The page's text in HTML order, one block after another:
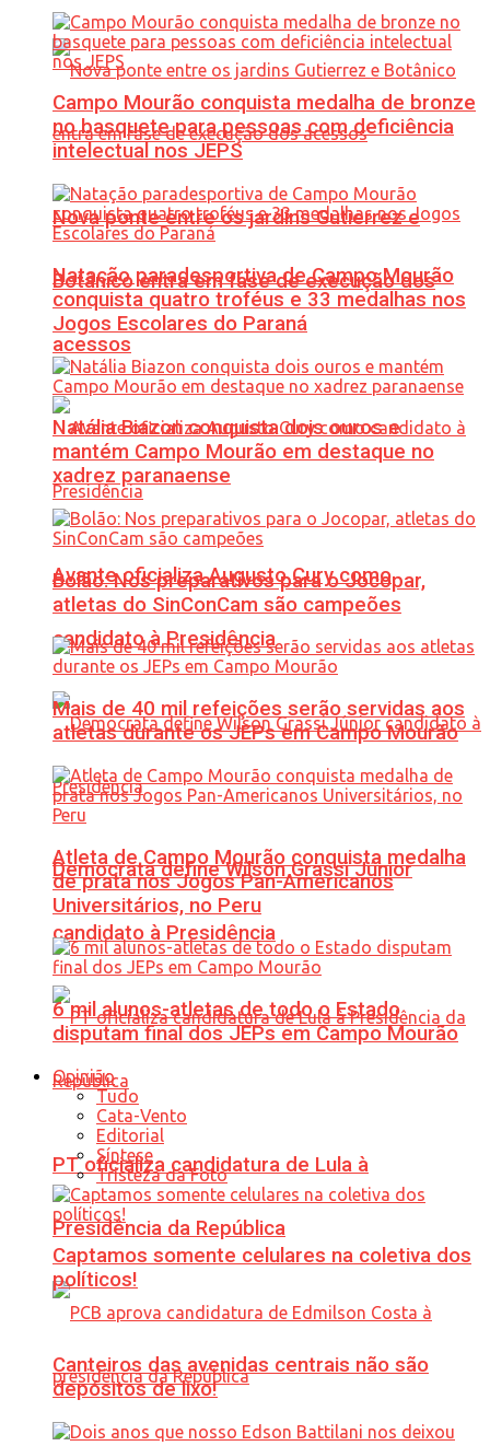
Nova ponte entre os jardins Gutierrez e
Botânico entra em fase de execução dos
acessos
Avante oficializa Augusto Cury como
candidato à Presidência
Democrata define Wilson Grassi Júnior
candidato à Presidência
PT oficializa candidatura de Lula à
Presidência da República
Campo Mourão conquista medalha de bronze
no basquete para pessoas com deficiência
intelectual nos JEPS
Natação paradesportiva de Campo Mourão
conquista quatro troféus e 33 medalhas nos
Jogos Escolares do Paraná
Natália Biazon conquista dois ouros e
mantém Campo Mourão em destaque no
xadrez paranaense
Bolão: Nos preparativos para o Jocopar,
atletas do SinConCam são campeões
Mais de 40 mil refeições serão servidas aos
atletas durante os JEPs em Campo Mourão
Atleta de Campo Mourão conquista medalha
de prata nos Jogos Pan-Americanos
Universitários, no Peru
6 mil alunos-atletas de todo o Estado
disputam final dos JEPs em Campo Mourão
Opinião
Tudo
Cata-Vento
Editorial
Síntese
Tristeza da Foto
Captamos somente celulares na coletiva dos
políticos!
Canteiros das avenidas centrais não são
depósitos de lixo!